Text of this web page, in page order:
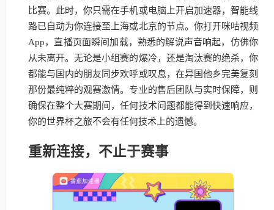
比赛。此时，你只需在手机或电脑上开启加速器，智能线
路已自动为你连接至上海或北京的节点。你打开咪咕视频
App，直播页面瞬间加载，熟悉的解说声音响起，仿佛你
从未离开。无论是小组赛的爆冷，还是淘汰赛的绝杀，你
都能与国内的朋友同步欢呼或叹息，在异国他乡完美复刻
那份最纯粹的观赛激情。专业的售后团队与实时保障，则
确保在整个大赛期间，任何技术问题都能得到快速响应，
你的世界杯之旅不会有任何技术上的遗憾。
重新连接，不止于赛事